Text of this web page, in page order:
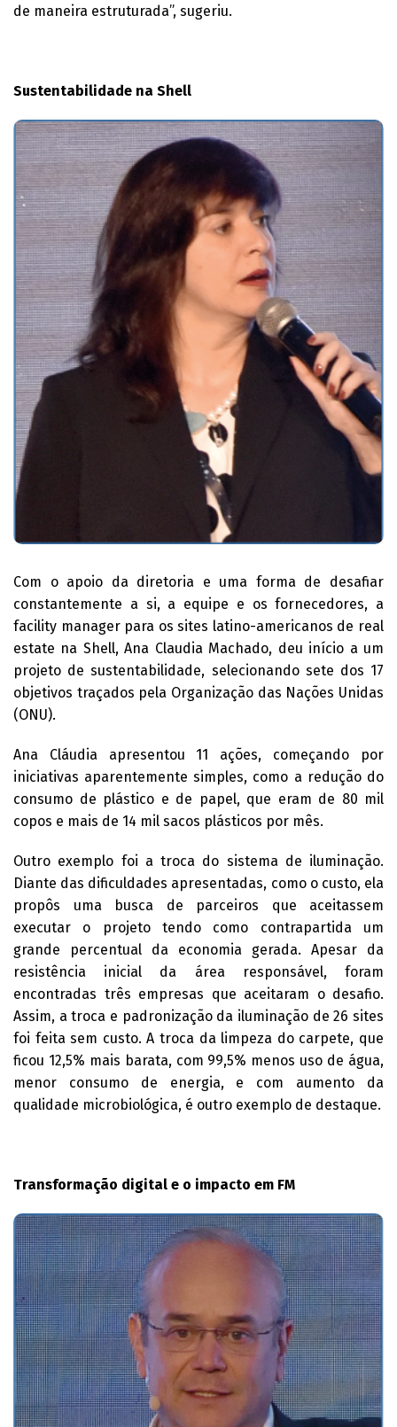
de maneira estruturada”, sugeriu.
Sustentabilidade na Shell
Com o apoio da diretoria e uma forma de desafiar
constantemente a si, a equipe e os fornecedores, a
facility manager para os sites latino-americanos de real
estate na Shell, Ana Claudia Machado, deu início a um
projeto de sustentabilidade, selecionando sete dos 17
objetivos traçados pela Organização das Nações Unidas
(ONU).
Ana Cláudia apresentou 11 ações, começando por
iniciativas aparentemente simples, como a redução do
consumo de plástico e de papel, que eram de 80 mil
copos e mais de 14 mil sacos plásticos por mês.
Outro exemplo foi a troca do sistema de iluminação.
Diante das dificuldades apresentadas, como o custo, ela
propôs uma busca de parceiros que aceitassem
executar o projeto tendo como contrapartida um
grande percentual da economia gerada. Apesar da
resistência inicial da área responsável, foram
encontradas três empresas que aceitaram o desafio.
Assim, a troca e padronização da iluminação de 26 sites
foi feita sem custo. A troca da limpeza do carpete, que
ficou 12,5% mais barata, com 99,5% menos uso de água,
menor consumo de energia, e com aumento da
qualidade microbiológica, é outro exemplo de destaque.
Transformação digital e o impacto em FM